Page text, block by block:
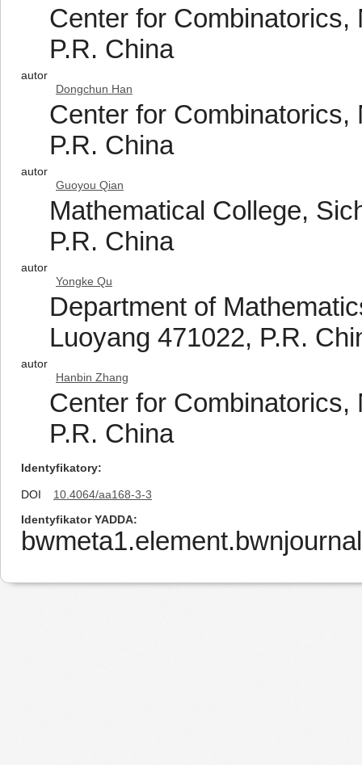
Center for Combinatorics,
P.R. China
autor
Dongchun Han
Center for Combinatorics,
P.R. China
autor
Guoyou Qian
Mathematical College,
P.R. China
autor
Yongke Qu
Department of
Luoyang 471022, P.R.
autor
Hanbin Zhang
Center for Combinatorics,
P.R. China
Identyfikatory
DOI
10.4064/aa168-3-3
Identyfikator YADDA